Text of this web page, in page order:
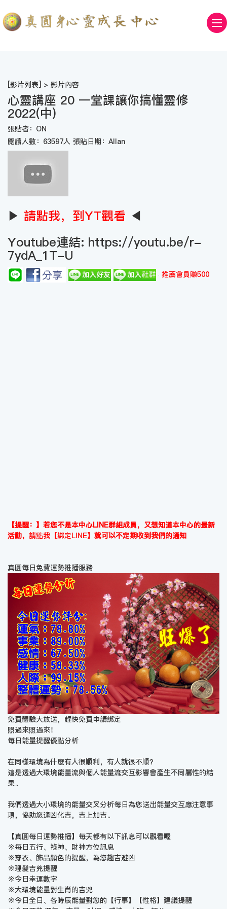
[影片列表] > 影片內容
心靈講座 20 一堂課讓你搞懂靈修
2022(中)
張貼者：ON
閱讀人數：63597人 張貼日期：Allan
▶ 請點我，到YT觀看 ◀
Youtube連結: https://youtu.be/r-
7ydA_1T-U
推薦會員賺500
【提醒：】若您不是本中心LINE群組成員，又想知道本中心的最新
活動， 請點我【綁定LINE】 就可以不定期收到我們的通知
真圓每日免費運勢推播服務
免費體驗大放送，趕快免費申請綁定
照過來照過來！
每日能量提醒優點分析
在同樣環境為什麼有人很順利，有人就很不順？
這是透過大環境能量流與個人能量流交互影響會產生不同屬性的結
果。
我們透過大小環境的能量交叉分析每日為您送出能量交互應注意事
項，協助您逢凶化吉，吉上加吉。
【真圓每日運勢推播】每天都有以下訊息可以觀看喔
※每日五行、祿神、財神方位訊息
※穿衣、飾品顏色的提醒，為您趨吉避凶
※理髮吉兇提醒
※今日幸運數字
※大環境能量對生肖的吉兇
※今日全日、各時辰能量對您的【行事】【性格】建議提醒